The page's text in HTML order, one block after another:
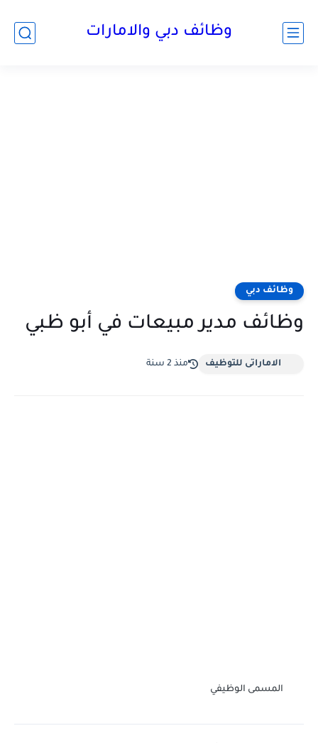
وظائف دبي والامارات
وظائف دبي
وظائف مدير مبيعات في أبو ظبي
الاماراتى للتوظيف منذ 2 سنة
المسمى الوظيفي